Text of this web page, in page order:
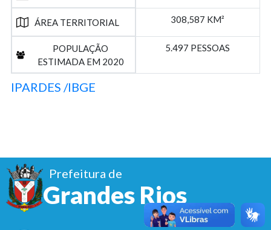
ÁREA TERRITORIAL 308,587 KM²
POPULAÇÃO
ESTIMADA EM 2020
5.497 PESSOAS
IPARDES /IBGE
Prefeitura de
Grandes Rios